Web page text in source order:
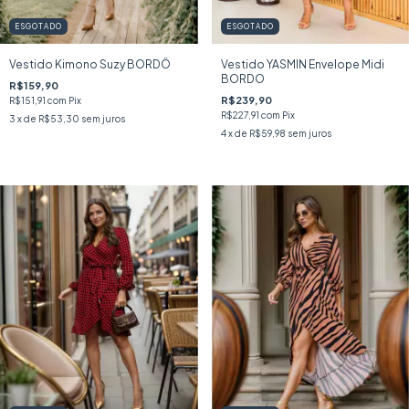
ESGOTADO
Vestido Kimono Suzy BORDÔ
R$159,90
R$151,91 com Pix
3 x de R$53,30 sem juros
ESGOTADO
Vestido YASMIN Envelope Midi
BORDO
R$239,90
R$227,91 com Pix
4 x de R$59,98 sem juros